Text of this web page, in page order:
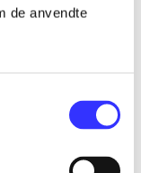
de anvendte